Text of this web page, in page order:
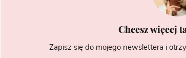
Chcesz więcej
Zapisz się do mojego newslettera i